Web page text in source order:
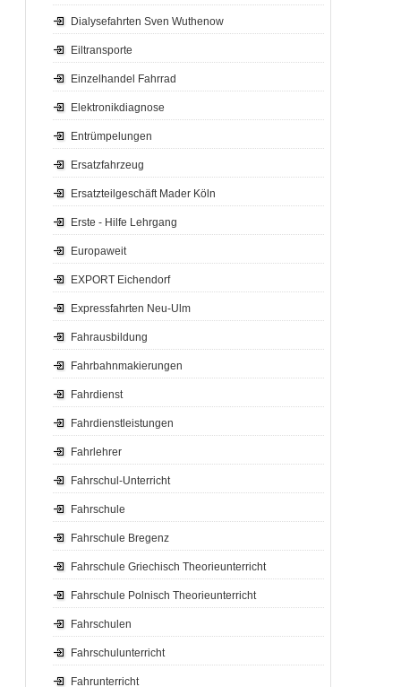
Dialysefahrten Sven Wuthenow
Eiltransporte
Einzelhandel Fahrrad
Elektronikdiagnose
Entrümpelungen
Ersatzfahrzeug
Ersatzteilgeschäft Mader Köln
Erste - Hilfe Lehrgang
Europaweit
EXPORT Eichendorf
Expressfahrten Neu-Ulm
Fahrausbildung
Fahrbahnmakierungen
Fahrdienst
Fahrdienstleistungen
Fahrlehrer
Fahrschul-Unterricht
Fahrschule
Fahrschule Bregenz
Fahrschule Griechisch Theorieunterricht
Fahrschule Polnisch Theorieunterricht
Fahrschulen
Fahrschulunterricht
Fahrunterricht